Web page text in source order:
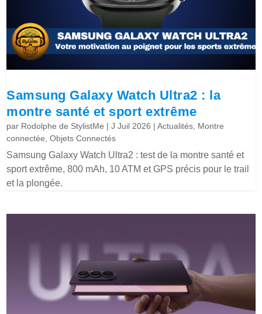
Samsung Galaxy Watch Ultra2 : la
montre santé et sport extrême
par Rodolphe de StylistMe |J Juil 2026 |Actualités, Montre
connectée,Objets Connectés
Samsung Galaxy Watch Ultra2 : test de la montre santé et
sport extrême, 800 mAh, 10 ATM et GPS précis pour le trail
et la plongée.